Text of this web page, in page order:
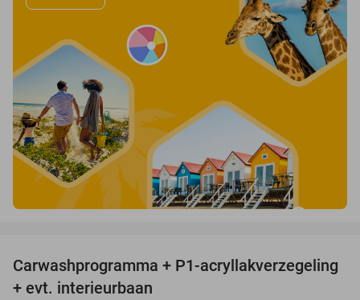
39%
Carwashprogramma + P1-acryllakverzegeling
+ evt. interieurbaan